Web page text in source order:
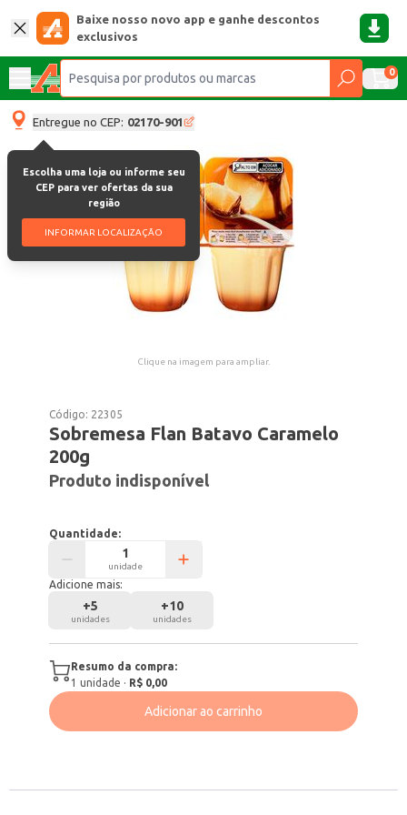
Baixe nosso novo app e ganhe descontos
exclusivos
0
Entregue no CEP: 02170-901
Escolha uma loja ou informe seu
CEP para ver ofertas da sua
região
INFORMAR LOCALIZAÇÃO
Clique na imagem para ampliar.
Código: 22305
Sobremesa Flan Batavo Caramelo
200g
Produto indisponível
Quantidade:
unidade
Adicione mais:
+5
unidades
+10
unidades
Resumo da compra:
1 unidade · R$ 0,00
Adicionar ao carrinho